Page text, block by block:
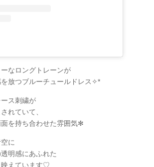
なロングトレーンが
放つブルーチュールドレス✧*
ース刺繍が
れていて、
を持ち合わせた雰囲気✻
に
明感にあふれた
映えています♡